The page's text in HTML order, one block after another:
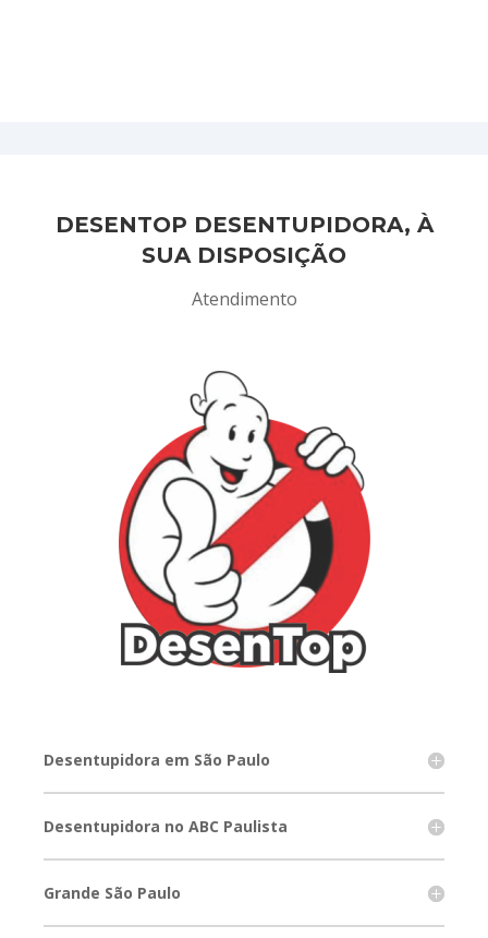
DESENTOP DESENTUPIDORA, À
SUA DISPOSIÇÃO
Atendimento
Desentupidora em São Paulo
Desentupidora no ABC Paulista
Grande São Paulo